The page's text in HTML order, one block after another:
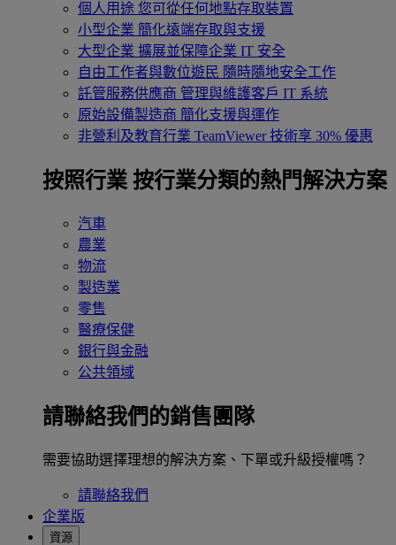
個人用途 您可從任何地點存取裝置
小型企業 簡化遠端存取與支援
大型企業 擴展並保障企業 IT 安全
自由工作者與數位遊民 隨時隨地安全工作
託管服務供應商 管理與維護客戶 IT 系統
原始設備製造商 簡化支援與運作
非營利及教育行業 TeamViewer 技術享 30% 優惠
按照行業 按行業分類的熱門解決方案
汽車
農業
物流
製造業
零售
醫療保健
銀行與金融
公共領域
請聯絡我們的銷售團隊
需要協助選擇理想的解決方案、下單或升級授權嗎？
請聯絡我們
企業版
資源